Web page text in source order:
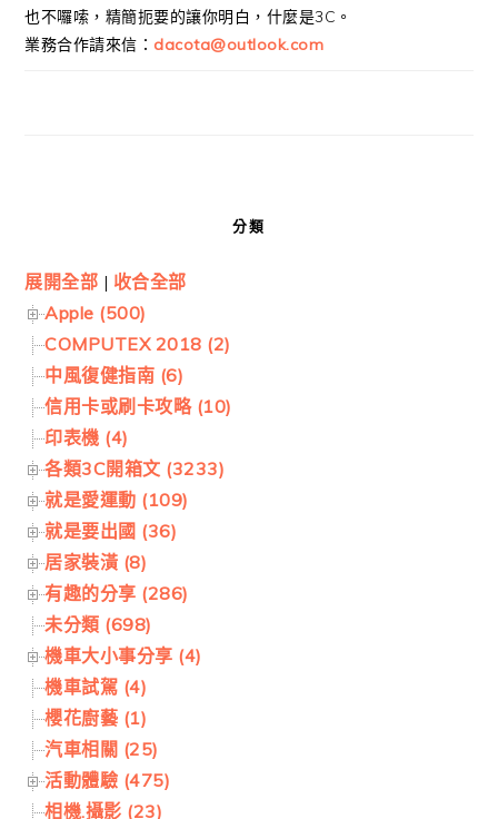
也不囉嗦，精簡扼要的讓你明白，什麼是3C。
業務合作請來信： dacota@outlook.com
分類
展開全部 | 收合全部
Apple (500)
COMPUTEX 2018 (2)
中風復健指南 (6)
信用卡或刷卡攻略 (10)
印表機 (4)
各類3C開箱文 (3233)
就是愛運動 (109)
就是要出國 (36)
居家裝潢 (8)
有趣的分享 (286)
未分類 (698)
機車大小事分享 (4)
機車試駕 (4)
櫻花廚藝 (1)
汽車相關 (25)
活動體驗 (475)
相機.攝影 (23)